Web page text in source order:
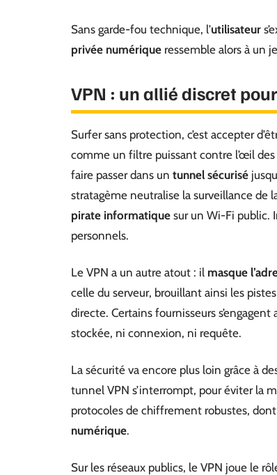
Sans garde-fou technique, l’utilisateur
privée numérique ressemble alors à un
VPN : un allié discret
Surfer sans protection, c’est accepter
comme un filtre puissant contre l’œil
faire passer dans un tunnel sécurisé
stratagème neutralise la surveillance de
pirate informatique sur un Wi-Fi public.
personnels.
Le VPN a un autre atout : il masque
celle du serveur, brouillant ainsi les
directe. Certains fournisseurs s’engagent
stockée, ni connexion, ni requête.
La sécurité va encore plus loin grâce à
tunnel VPN s’interrompt, pour éviter la
protocoles de chiffrement robustes,
numérique.
Sur les réseaux publics, le VPN joue le